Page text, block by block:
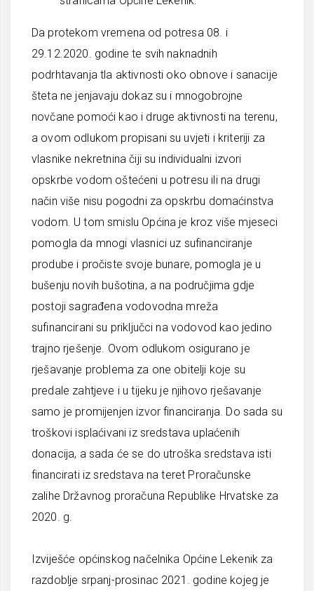
Da protekom vremena od potresa 08. i
29.12.2020. godine te svih naknadnih
podrhtavanja tla aktivnosti oko obnove i sanacije
šteta ne jenjavaju dokaz su i mnogobrojne
novčane pomoći kao i druge aktivnosti na terenu,
a ovom odlukom propisani su uvjeti i kriteriji za
vlasnike nekretnina čiji su individualni izvori
opskrbe vodom oštećeni u potresu ili na drugi
način više nisu pogodni za opskrbu domaćinstva
vodom. U tom smislu Općina je kroz više mjeseci
pomogla da mnogi vlasnici uz sufinanciranje
prodube i pročiste svoje bunare, pomogla je u
bušenju novih bušotina, a na područjima gdje
postoji sagrađena vodovodna mreža
sufinancirani su priključci na vodovod kao jedino
trajno rješenje. Ovom odlukom osigurano je
rješavanje problema za one obitelji koje su
predale zahtjeve i u tijeku je njihovo rješavanje
samo je promijenjen izvor financiranja. Do sada su
troškovi isplaćivani iz sredstava uplaćenih
donacija, a sada će se do utroška sredstava isti
financirati iz sredstava na teret Proračunske
zalihe Državnog proračuna Republike Hrvatske za
2020. g.
Izviješće općinskog načelnika Općine Lekenik za
razdoblje srpanj-prosinac 2021. godine kojeg je